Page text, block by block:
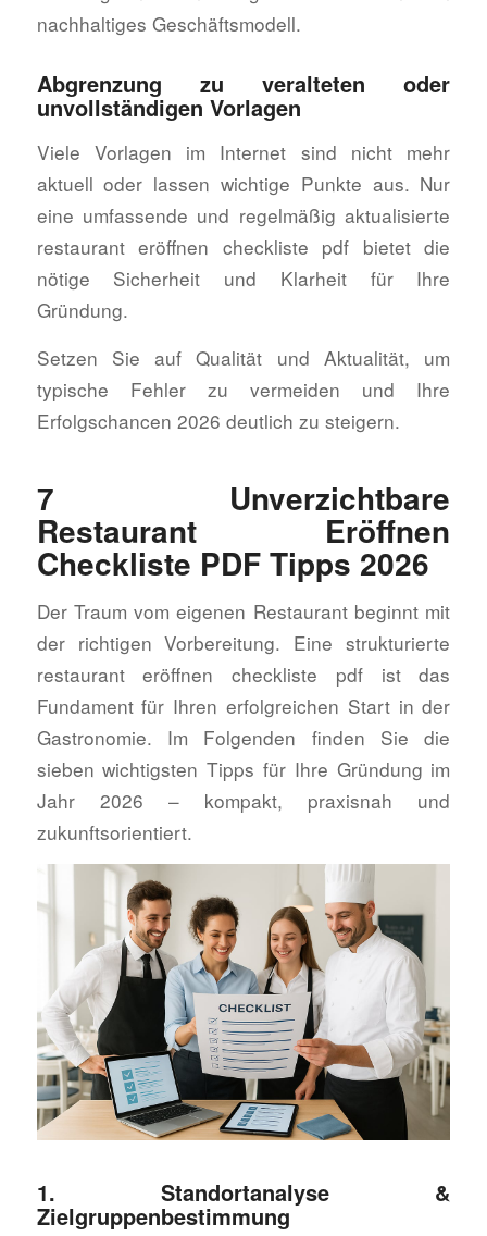
nachhaltiges Geschäftsmodell.
Abgrenzung zu veralteten oder
unvollständigen Vorlagen
Viele Vorlagen im Internet sind nicht mehr
aktuell oder lassen wichtige Punkte aus. Nur
eine umfassende und regelmäßig aktualisierte
restaurant eröffnen checkliste pdf bietet die
nötige Sicherheit und Klarheit für Ihre
Gründung.
Setzen Sie auf Qualität und Aktualität, um
typische Fehler zu vermeiden und Ihre
Erfolgschancen 2026 deutlich zu steigern.
7 Unverzichtbare
Restaurant Eröffnen
Checkliste PDF Tipps 2026
Der Traum vom eigenen Restaurant beginnt mit
der richtigen Vorbereitung. Eine strukturierte
restaurant eröffnen checkliste pdf ist das
Fundament für Ihren erfolgreichen Start in der
Gastronomie. Im Folgenden finden Sie die
sieben wichtigsten Tipps für Ihre Gründung im
Jahr 2026 – kompakt, praxisnah und
zukunftsorientiert.
1. Standortanalyse &
Zielgruppenbestimmung